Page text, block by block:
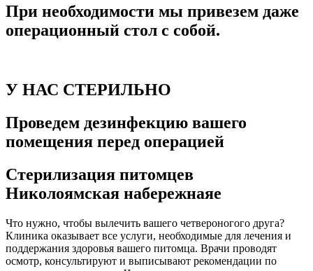
При необходимости мы привезем даже
операционный стол с собой.
У НАС СТЕРИЛЬНО
Проведем дезинфекцию вашего
помещения перед операцией
Стерилизация питомцев
Николоямская набережнаяе
Что нужно, чтобы вылечить вашего четвероногого друга?
Клиника оказывает все услуги, необходимые для лечения и
поддержания здоровья вашего питомца. Врачи проводят
осмотр, консультируют и выписывают рекомендации по